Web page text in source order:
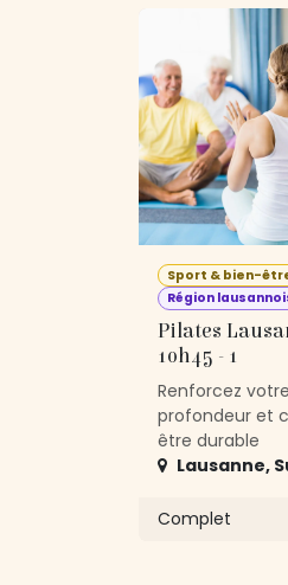
Sport & bien-
Région
Pilates
10h45 - 1
Renforcez
profondeur et
être durable
Lausanne,
Complet